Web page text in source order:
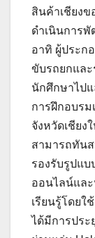
สินค้าเชียงข
ดำเนินการ
อาทิ ผู้ประก
ขับรถยกและ
นักศึกษาไปแ
การฝึกอบรม
จังหวัดเชียง
สามารถทัน
รองรับรูปแบ
ออนไลน์แล
เรียนรู้โดยใ
ได้มีการประ